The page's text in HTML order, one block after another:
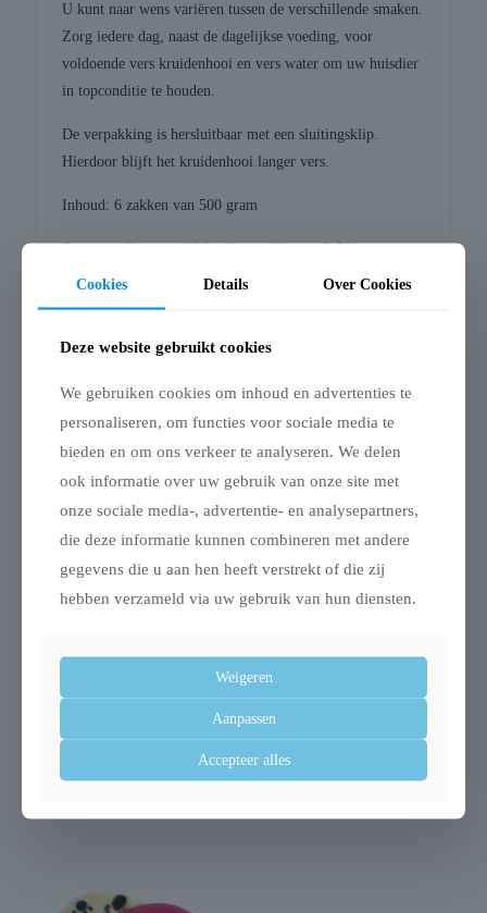
U kunt naar wens variëren tussen de verschillende smaken.
Zorg iedere dag, naast de dagelijkse voeding, voor
voldoende vers kruidenhooi en vers water om uw huisdier
in topconditie te houden.
De verpakking is hersluitbaar met een sluitingsklip.
Hierdoor blijft het kruidenhooi langer vers.
Inhoud: 6 zakken van 500 gram
Samenstelling: weidehooi verrijkt met 2,5%
goudsbloem en 2,5% brandnetelblad
Analytische bestanddelen: ruw eiwit 7,7%, ruw vet
(natrium) 0,08%
Gerelateerde producten
Snuggles draagzak
pluche knaagdier
Rosewood chill ‘n’
snooze knaagdierbed
Cookies Details Over Cookies
Deze website gebruikt cookies
We gebruiken cookies om inhoud en advertenties te
personaliseren, om functies voor sociale media te
bieden en om ons verkeer te analyseren. We delen
ook informatie over uw gebruik van onze site met
onze sociale media-, advertentie- en analysepartners,
die deze informatie kunnen combineren met andere
gegevens die u aan hen heeft verstrekt of die zij
hebben verzameld via uw gebruik van hun diensten.
Weigeren
Aanpassen
Accepteer alles